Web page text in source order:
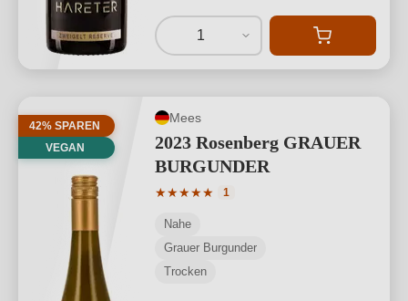
1
42% SPAREN
VEGAN
Mees
2023 Rosenberg GRAUER
BURGUNDER
★★★★★
Durchschnittliche Bewertung von 5
1
Nahe
Grauer Burgunder
Trocken